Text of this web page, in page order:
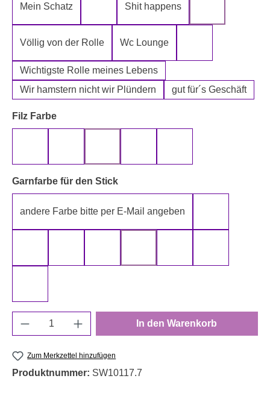
Mein Schatz
Psssst Hamster Ware
Shit happens
Völlig von der Rolle Wc Lounge
Wichtigste Rolle meines Lebens
Wir hamstern nicht wir Plündern
gut für´s Geschäft
Filz Farbeauswählen
Garnfarbe für den Stickauswählen
andere Farbe bitte per E-Mail angeben
Produkt Anzahl: Gib den gewünschten
In den Warenkorb
Zum Merkzettel hinzufügen
Produktnummer: SW10117.7